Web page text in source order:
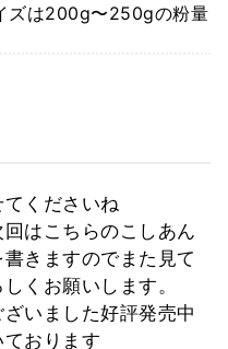
ズは200g〜250gの粉量
くださいね
はこちらのこしあん
きますのでまた見て
くお願いします。
いました好評発売中
おります